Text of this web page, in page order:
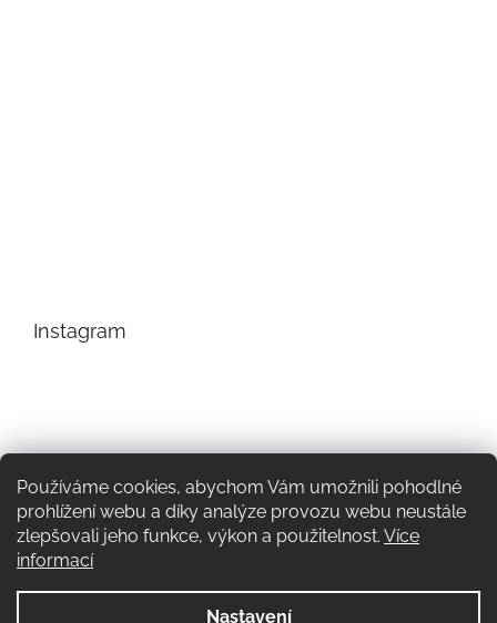
Používáme cookies, abychom Vám umožnili pohodlné
prohlížení webu a díky analýze provozu webu neustále
zlepšovali jeho funkce, výkon a použitelnost. Více
informací
Nastavení
Instagram